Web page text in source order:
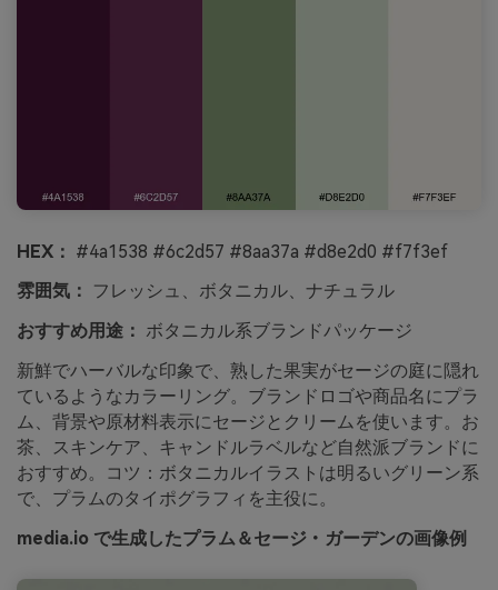
HEX： #4a1538 #6c2d57 #8aa37a #d8e2d0 #f7f3ef
雰囲気：
フレッシュ、ボタニカル、ナチュラル
おすすめ用途： ボタニカル系ブランドパッケージ
新鮮でハーバルな印象で、熟した果実がセージの庭に隠れ
ているようなカラーリング。ブランドロゴや商品名にプラ
ム、背景や原材料表示にセージとクリームを使います。お
茶、スキンケア、キャンドルラベルなど自然派ブランドに
おすすめ。コツ：ボタニカルイラストは明るいグリーン系
で、プラムのタイポグラフィを主役に。
media.io で生成したプラム＆セージ・ガーデンの画像例